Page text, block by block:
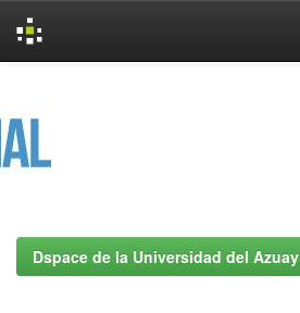
Dspace de la Universidad del Azuay